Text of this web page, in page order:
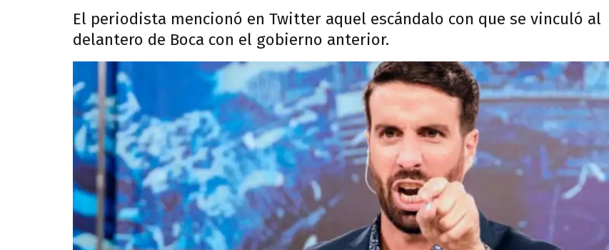
El periodista mencionó en Twitter aquel escándalo con que se vinculó al
delantero de Boca con el gobierno anterior.